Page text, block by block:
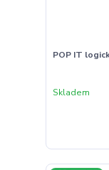
POP IT
Skladem